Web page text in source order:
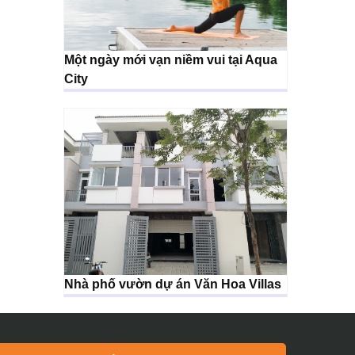
Một ngày mới vạn niềm vui tại Aqua
City
Nhà phố vườn dự án Văn Hoa Villas